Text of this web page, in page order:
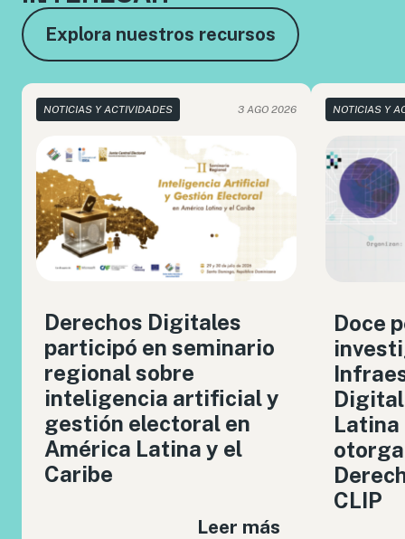
Explora nuestros recursos
NOTICIAS Y ACTIVIDADES 3 AGO 2026
Derechos Digitales
participó en seminario
regional sobre
inteligencia artificial y
gestión electoral en
América Latina y el
Caribe
Leer más
NOTICIAS Y
Doce
Latina
CLIP